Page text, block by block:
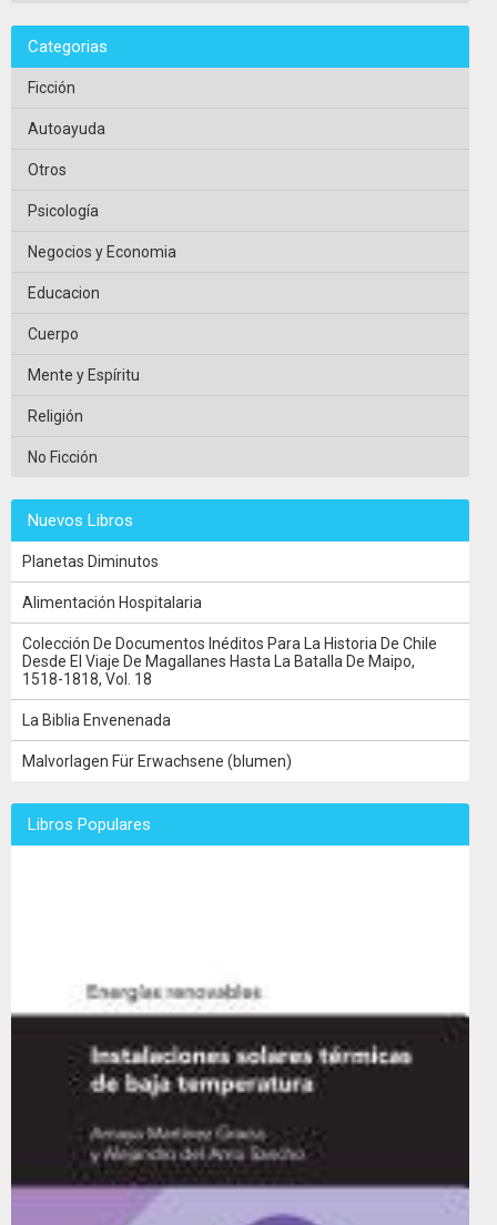
Categorias
Ficción
Autoayuda
Otros
Psicología
Negocios y Economia
Educacion
Cuerpo
Mente y Espíritu
Religión
No Ficción
Nuevos Libros
Planetas Diminutos
Alimentación Hospitalaria
Colección De Documentos Inéditos Para La Historia De Chile
Desde El Viaje De Magallanes Hasta La Batalla De Maipo,
1518-1818, Vol. 18
La Biblia Envenenada
Malvorlagen Für Erwachsene (blumen)
Libros Populares